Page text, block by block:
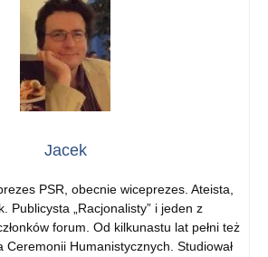
Jacek
PSR, obecnie wiceprezes. Ateista,
Publicysta „Racjonalisty” i jeden z
forum. Od kilkunastu lat pełni też
Ceremonii Humanistycznych. Studiował